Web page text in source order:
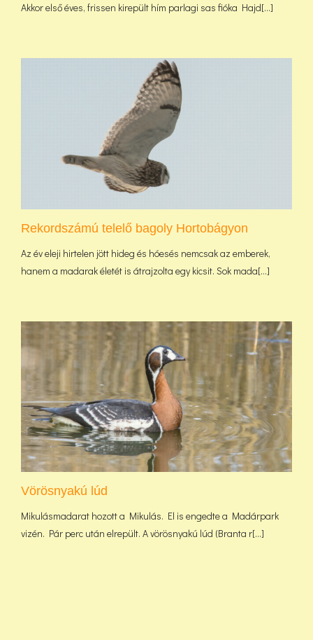
Akkor első éves, frissen kirepült hím parlagi sas fióka Hajd[...]
Rekordszámú telelő bagoly Hortobágyon
Az év eleji hirtelen jött hideg és hóesés nemcsak az emberek,
hanem a madarak életét is átrajzolta egy kicsit. Sok mada[...]
Vörösnyakú lúd
Mikulásmadarat hozott a Mikulás. El is engedte a Madárpark
vizén. Pár perc után elrepült. A vörösnyakú lúd (Branta r[...]